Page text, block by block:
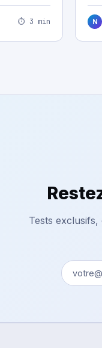
⏱ 3 min N
Tests